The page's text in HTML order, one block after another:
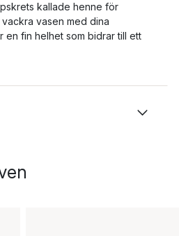
kallade henne för
vasen med dina
en fin helhet som bidrar till ett